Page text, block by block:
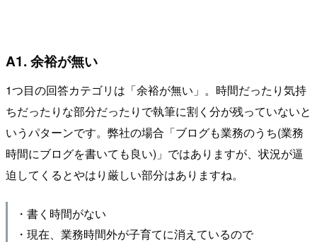
A1. 余裕が無い
1つ目の回答カテゴリは「余裕が無い」。時間だったり気持
ちだったりな部分だったりで執筆に割く分が残っていないと
いうパターンです。弊社の場合「ブログも業務のうち(業務
時間にブログを書いても良い)」ではありますが、状況が逼
迫してくるとやはり厳しい部分はありますね。
・書く時間がない
・現在、業務時間外が子育てに消えているので